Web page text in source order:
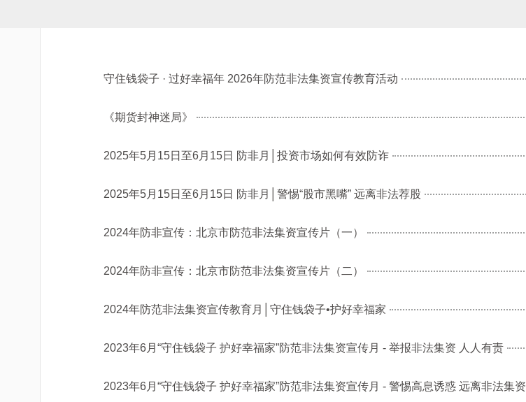
守住钱袋子 · 过好幸福年 2026年防范非法集资宣传教育活动
《期货封神迷局》
2025年5月15日至6月15日 防非月│投资市场如何有效防诈
2025年5月15日至6月15日 防非月│警惕“股市黑嘴” 远离非法荐股
2024年防非宣传：北京市防范非法集资宣传片（一）
2024年防非宣传：北京市防范非法集资宣传片（二）
2024年防范非法集资宣传教育月│守住钱袋子•护好幸福家
2023年6月“守住钱袋子 护好幸福家”防范非法集资宣传月 - 举报非法集资 人人有责
2023年6月“守住钱袋子 护好幸福家”防范非法集资宣传月 - 警惕高息诱惑 远离非法集资